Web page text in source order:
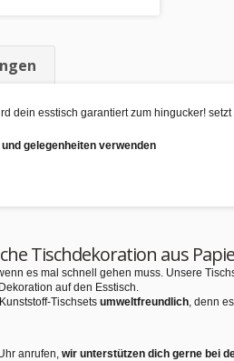
dein esstisch garantiert zum hingucker!
gelegenheiten verwenden
Tischdekoration aus
es mal schnell gehen muss. Unsere
auf den Esstisch.
Tischsets umweltfreundlich, denn
anrufen, wir unterstützen dich gerne bei